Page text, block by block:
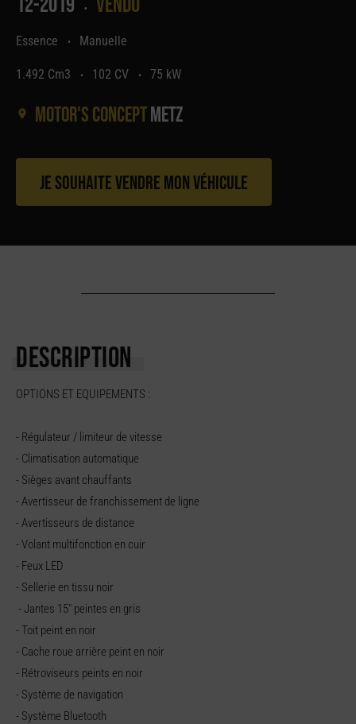
•
Essence • Manuelle
1.492 Cm3 • 102 CV • 75 kW
Motor's conceptMetz
Je souhaite vendre mon véhicule
DESCRIPTION
OPTIONS ET EQUIPEMENTS :
- Régulateur / limiteur de vitesse
- Climatisation automatique
- Sièges avant chauffants
- Avertisseur de franchissement de ligne
- Avertisseurs de distance
- Volant multifonction en cuir
- Feux LED
- Sellerie en tissu noir
- Jantes 15" peintes en gris
- Toit peint en noir
- Cache roue arrière peint en noir
- Rétroviseurs peints en noir
- Système de navigation
- Système Bluetooth